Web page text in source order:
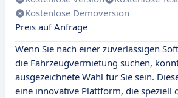
Kostenlose Demoversion
Preis auf Anfrage
Wenn Sie nach einer zuverlässigen
die Fahrzeugvermietung suchen,
ausgezeichnete Wahl für Sie sein.
eine innovative Plattform, die speziell